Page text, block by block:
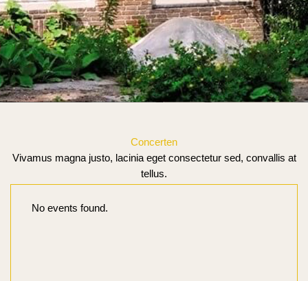
Concerten
Vivamus magna justo, lacinia eget consectetur sed, convallis at
tellus.
No events found.